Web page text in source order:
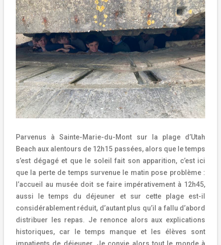
Parvenus à Sainte-Marie-du-Mont sur la plage d’Utah
Beach aux alentours de 12h15 passées, alors que le temps
s’est dégagé et que le soleil fait son apparition, c’est ici
que la perte de temps survenue le matin pose problème :
l’accueil au musée doit se faire impérativement à 12h45,
aussi le temps du déjeuner et sur cette plage est-il
considérablement réduit, d’autant plus qu’il a fallu d’abord
distribuer les repas. Je renonce alors aux explications
historiques, car le temps manque et les élèves sont